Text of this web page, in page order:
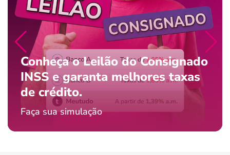
Conheça o Leilão do Consignado
INSS e garanta melhores taxas
de crédito.
Faça sua simulação